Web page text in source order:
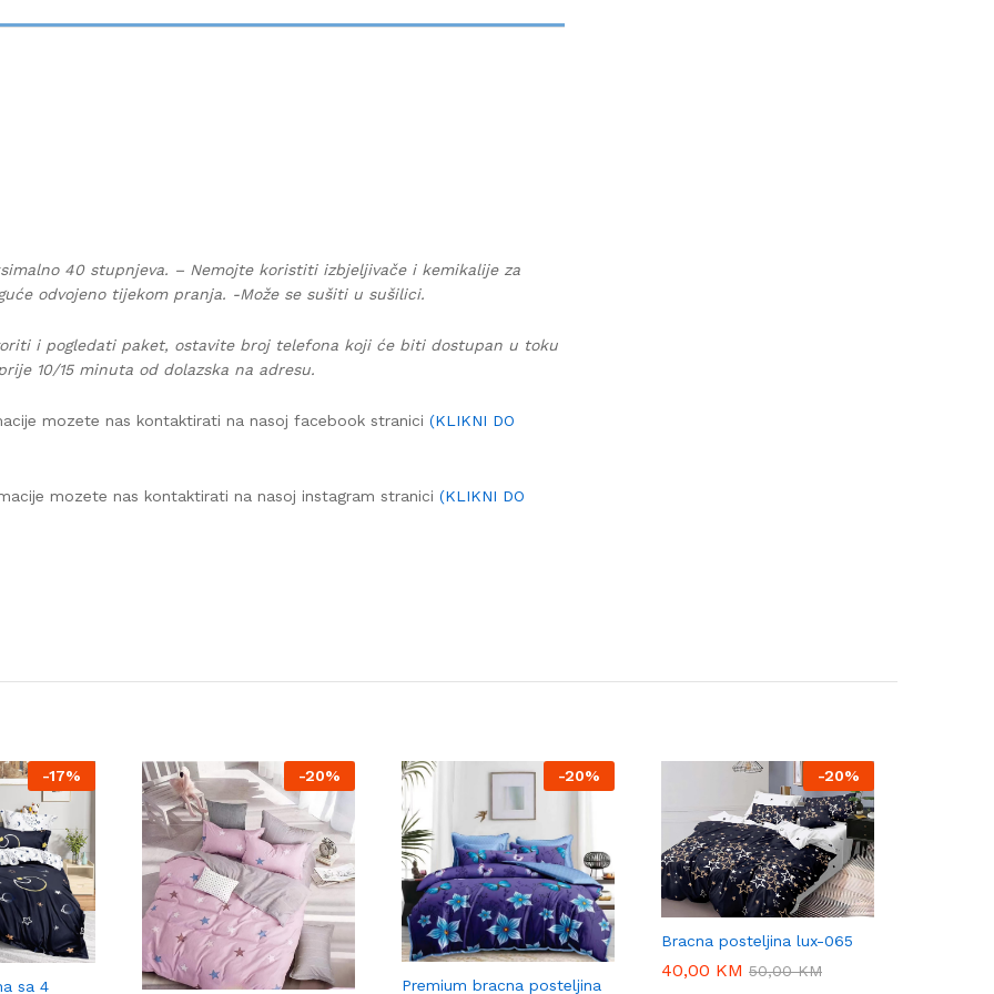
40 stupnjeva. – Nemojte koristiti izbjeljivače i kemikalije za
odvojeno tijekom pranja. -Može se sušiti u sušilici.
i pogledati paket, ostavite broj telefona koji će biti dostupan u toku
10/15 minuta od dolazska na adresu.
mozete nas kontaktirati na nasoj facebook stranici (KLIKNI DO
mozete nas kontaktirati na nasoj instagram stranici (KLIKNI DO
-17%
sa 4
-20% -20%
Premium bracna posteljina
-20%
Bracna posteljina lux-065
40,00 KM 50,00KM
40,00 KM 50,00KM